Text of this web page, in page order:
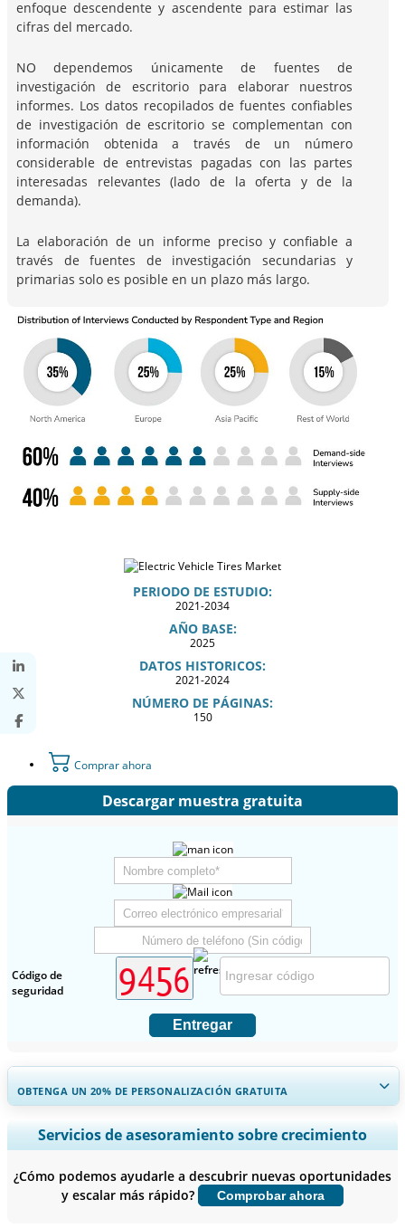
enfoque descendente y ascendente para estimar las
cifras del mercado.
NO dependemos únicamente de fuentes de
investigación de escritorio para elaborar nuestros
informes. Los datos recopilados de fuentes confiables
de investigación de escritorio se complementan con
información obtenida a través de un número
considerable de entrevistas pagadas con las partes
interesadas relevantes (lado de la oferta y de la
demanda).
La elaboración de un informe preciso y confiable a
través de fuentes de investigación secundarias y
primarias solo es posible en un plazo más largo.
PERIODO DE ESTUDIO:
2021-2034
AÑO BASE:
2025
DATOS HISTORICOS:
2021-2024
NÚMERO DE PÁGINAS:
150
Comprar ahora
Descargar muestra gratuita
Código de
seguridad
Entregar
OBTENGA UN 20% DE PERSONALIZACIÓN GRATUITA
Ampliar la cobertura regional y por país, Análisis de segmentos,
Perfiles de empresas, Benchmarking competitivo, e información
Personalizar ahora
Servicios de asesoramiento sobre crecimiento
¿Cómo podemos ayudarle a descubrir nuevas oportunidades
y escalar más rápido?
Comprobar ahora